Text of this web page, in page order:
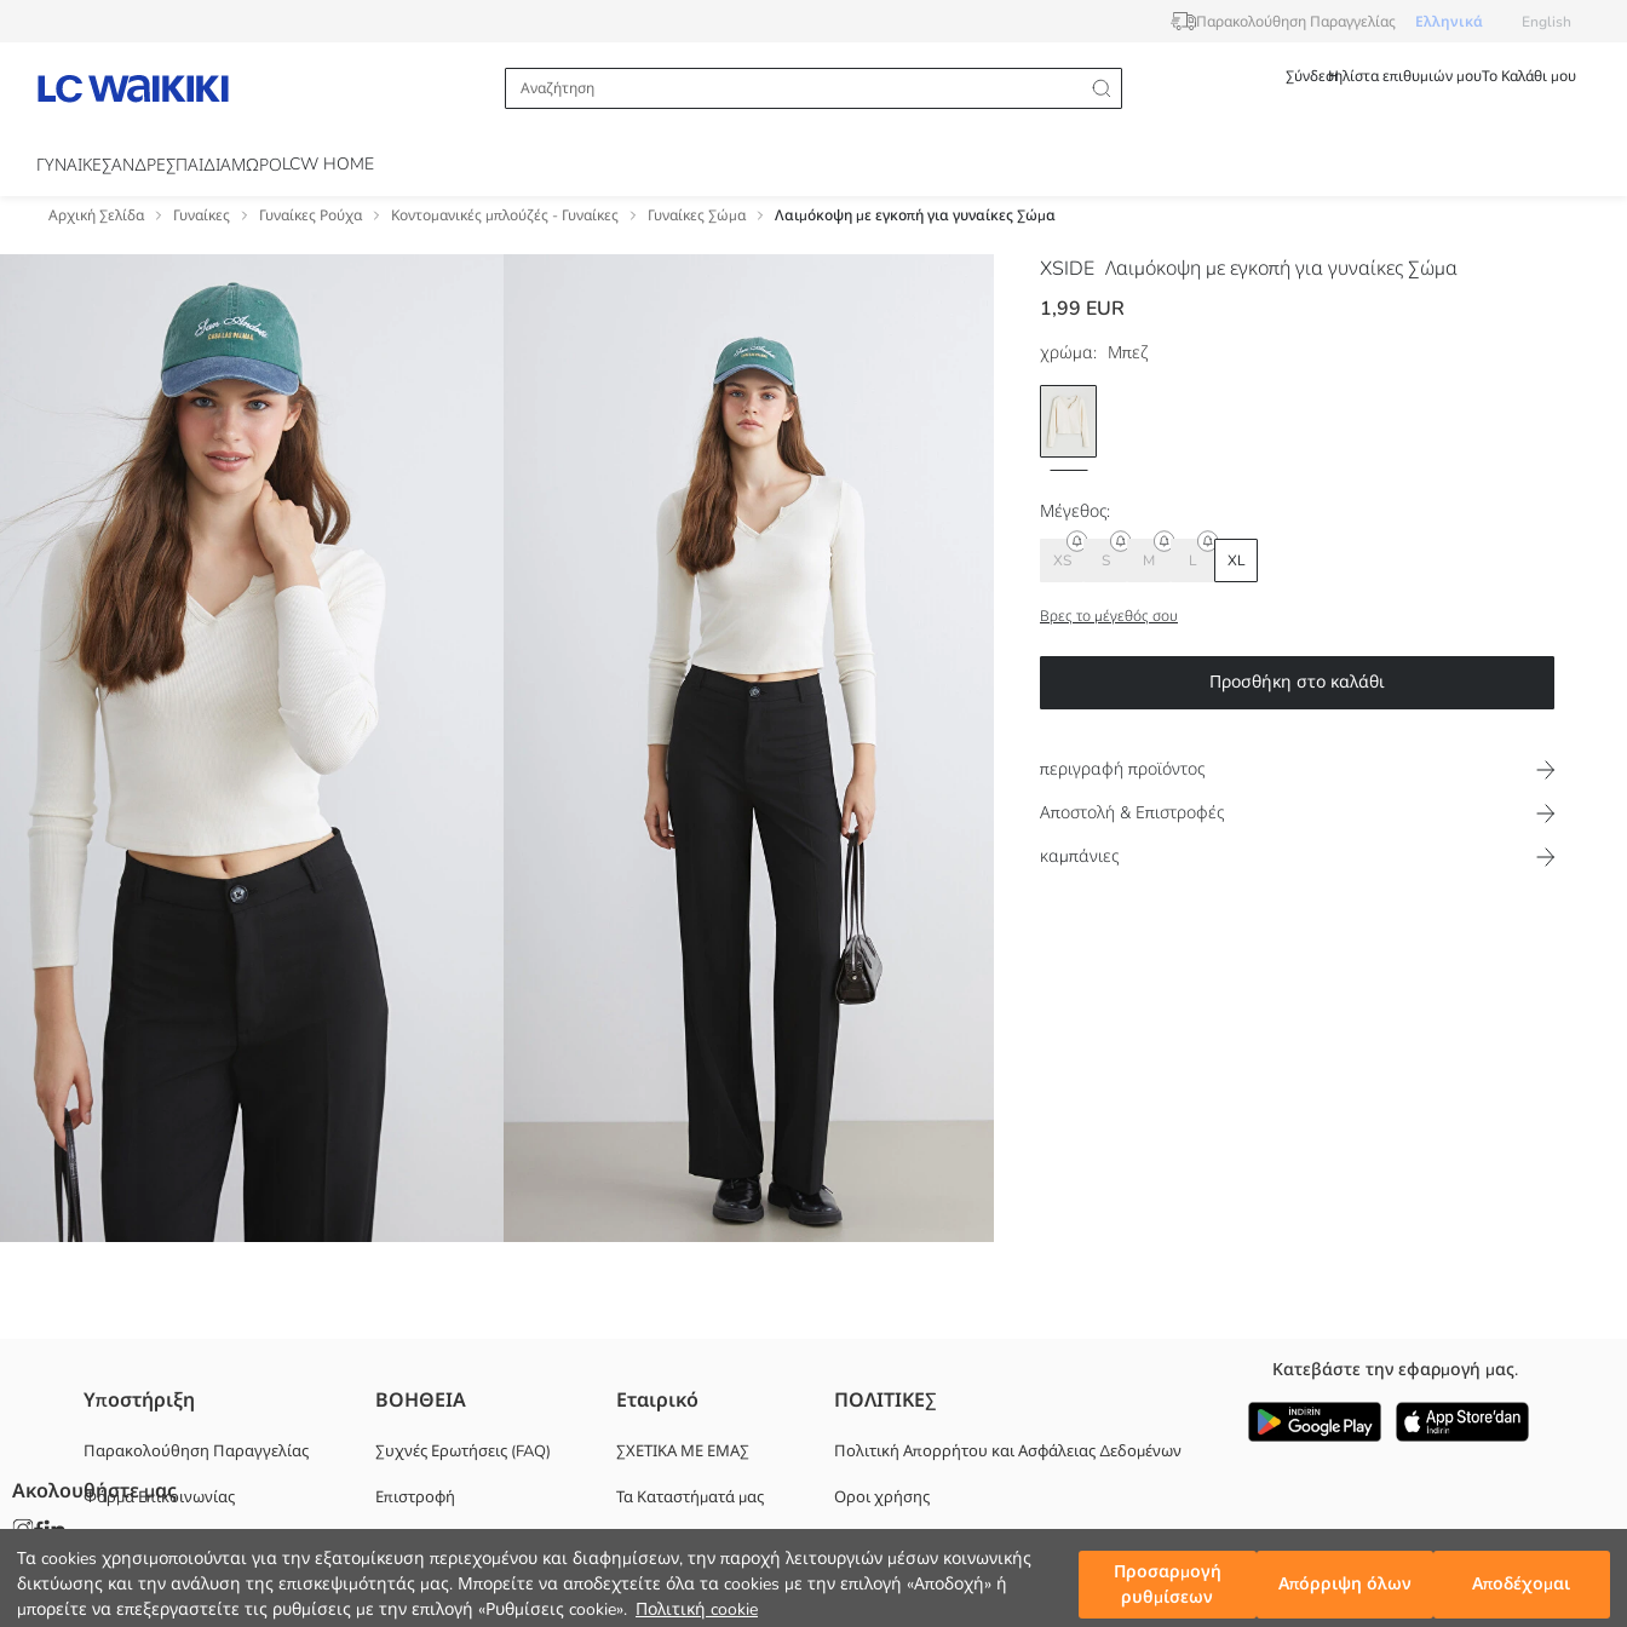
Τα cookies χρησιμοποιούνται για την εξατομίκευση περιεχομένου και διαφημίσεων, την παροχή λειτουργιών μέσων κοινωνικής
δικτύωσης και την ανάλυση της επισκεψιμότητάς μας. Μπορείτε να αποδεχτείτε όλα τα cookies με την επιλογή «Αποδοχή» ή
μπορείτε να επεξεργαστείτε τις ρυθμίσεις με την επιλογή «Ρυθμίσεις cookie». Πολιτική cookie
Προσαρμογή
ρυθμίσεων
Απόρριψη όλων Αποδέχομαι
Παρακολούθηση Παραγγελίας Ελληνικά English
ΣύνδεσηΗ λίστα επιθυμιών μουΤο Καλάθι μου
ΓΥΝΑΙΚΕΣΑΝΔΡΕΣΠΑΙΔΙΑΜΩΡΟLCW HOME
Αρχική Σελίδα Γυναίκες Γυναίκες Ρούχα Κοντομανικές μπλούζές - Γυναίκες Γυναίκες Σώμα Λαιμόκοψη με εγκοπή για γυναίκες Σώμα
XSIDE Λαιμόκοψη με εγκοπή για γυναίκες Σώμα
1,99 EUR
χρώμα: Μπεζ
Μέγεθος:
XS S M L XL
Βρες το μέγεθός σου
Προσθήκη στο καλάθι
περιγραφή προϊόντος
Αποστολή & Επιστροφές
καμπάνιες
Κυριο Υφασμα:
Χώρα προέλευσης:
Πωλητής:
Υπο-μάρκα:
Φύλο:
Χοντρό:
Υποστήριξη
Παρακολούθηση Παραγγελίας
Φόρμα Επικοινωνίας
ΒΟΗΘΕΙΑ
Συχνές Ερωτήσεις (FAQ)
Επιστροφή
Εταιρικό
ΣΧΕΤΙΚΑ ΜΕ ΕΜΑΣ
Τα Καταστήματά μας
Εταιρική Υποστήριξη
ΠΟΛΙΤΙΚΕΣ
Πολιτική Απορρήτου και Ασφάλειας Δεδομένων
Οροι χρήσης
Κατεβάστε την εφαρμογή μας.
Ακολουθήστε μας